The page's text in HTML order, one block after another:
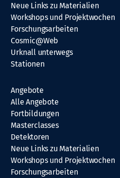
Neue Links zu Materialien
Workshops und Projektwochen
Forschungsarbeiten
Cosmic@Web
Urknall unterwegs
Stationen
Angebote
Alle Angebote
Fortbildungen
Masterclasses
Detektoren
Neue Links zu Materialien
Workshops und Projektwochen
Forschungsarbeiten